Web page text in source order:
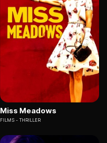
Miss Meadows
FILMS THRILLER